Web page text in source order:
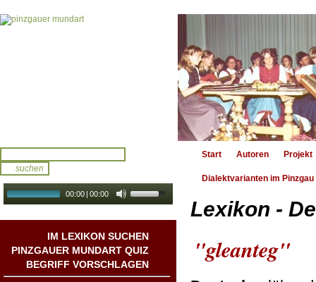
00:00 | 00:00
IM LEXIKON SUCHEN
PINZGAUER MUNDART QUIZ
BEGRIFF VORSCHLAGEN
Start Autoren Projekt
Dialektvarianten im Pinzgau
Lexikon -
"gleanteg"